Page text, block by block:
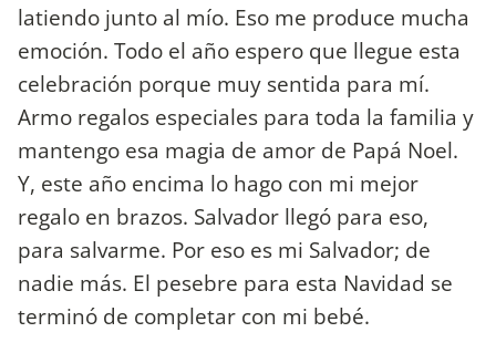
latiendo junto al mío. Eso me produce mucha
emoción. Todo el año espero que llegue esta
celebración porque muy sentida para mí.
Armo regalos especiales para toda la familia y
mantengo esa magia de amor de Papá Noel.
Y, este año encima lo hago con mi mejor
regalo en brazos. Salvador llegó para eso,
para salvarme. Por eso es mi Salvador; de
nadie más. El pesebre para esta Navidad se
terminó de completar con mi bebé.